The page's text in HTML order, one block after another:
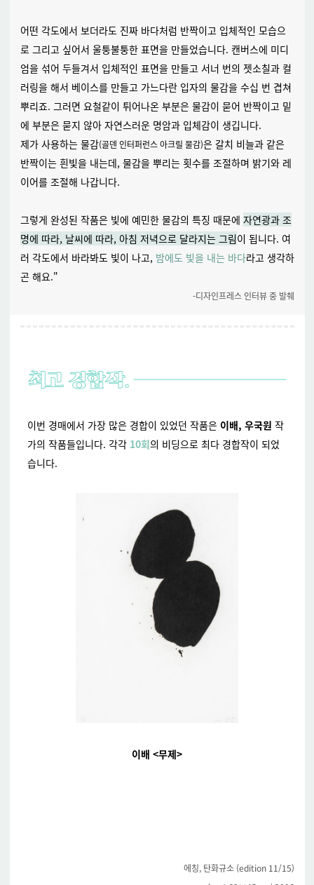
어떤 각도에서 보더라도 진짜 바다처럼 반짝이고 입체적인 모습으
로 그리고 싶어서 울퉁불퉁한 표면을 만들었습니다. 캔버스에 미디
엄을 섞어 두들겨서 입체적인 표면을 만들고 서너 번의 젯소칠과 컬
러링을 해서 베이스를 만들고 가느다란 입자의 물감을 수십 번 겹쳐
뿌리죠. 그러면 요철같이 튀어나온 부분은 물감이 묻어 반짝이고 밑
에 부분은 묻지 않아 자연스러운 명암과 입체감이 생깁니다.
제가 사용하는 물감(골덴 인터퍼런스 아크릴 물감)은 갈치 비늘과 같은
반짝이는 흰빛을 내는데, 물감을 뿌리는 횟수를 조절하며 밝기와 레
이어를 조절해 나갑니다.
그렇게 완성된 작품은 빛에 예민한 물감의 특징 때문에 자연광과 조
명에 따라, 날씨에 따라, 아침 저녁으로 달라지는 그림이 됩니다. 여
러 각도에서 바라봐도 빛이 나고, 밤에도 빛을 내는 바다라고 생각하
곤 해요."
-디자인프레스 인터뷰 중 발췌
이번 경매에서 가장 많은 경합이 있었던 작품은 이배, 우국원 작
가의 작품들입니다. 각각 10회의 비딩으로 최다 경합작이 되었
습니다.
이배 <무제>
에칭, 탄화규소 (edition 11/15)